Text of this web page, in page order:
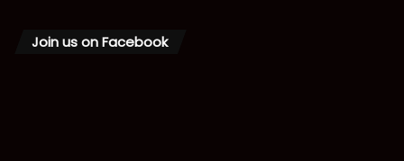
Join us on Facebook